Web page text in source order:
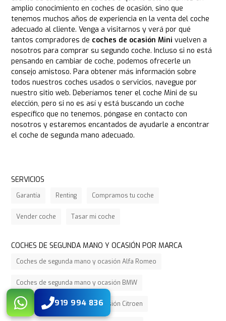
amplio conocimiento en coches de ocasión, sino que
tenemos muchos años de experiencia en la venta del coche
adecuado al cliente. Venga a visitarnos y verá por qué
tantos compradores de coches de ocasión Mini vuelven a
nosotros para comprar su segundo coche. Incluso si no está
pensando en cambiar de coche, podemos ofrecerle un
consejo amistoso. Para obtener más información sobre
todos nuestros coches usados o servicios, navegue por
nuestro sitio web. Deberíamos tener el coche Mini de su
elección, pero si no es así y está buscando un coche
específico que no tenemos, póngase en contacto con
nosotros y estaremos encantados de ayudarle a encontrar
el coche de segunda mano adecuado.
919 994 836
SERVICIOS
Garantía Renting Compramos tu coche
Vender coche Tasar mi coche
COCHES DE SEGUNDA MANO Y OCASIÓN POR MARCA
Coches de segunda mano y ocasión Alfa Romeo
Coches de segunda mano y ocasión BMW
Coches de segunda mano y ocasión Citroen